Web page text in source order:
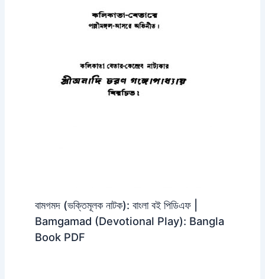
বামগমদ (ভক্তিমূলক নাটক): বাংলা বই পিডিএফ |
Bamgamad (Devotional Play): Bangla
Book PDF